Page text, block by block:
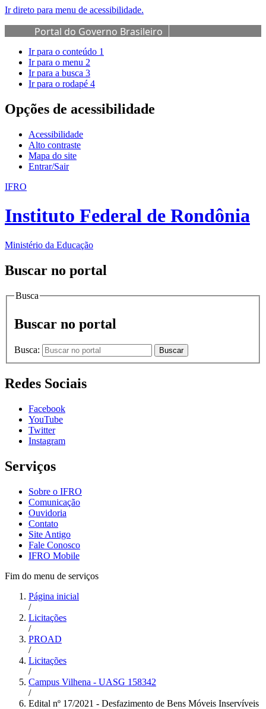
Ir direto para menu de acessibilidade.
Portal do Governo Brasileiro
Ir para o conteúdo 1
Ir para o menu 2
Ir para a busca 3
Ir para o rodapé 4
Opções de acessibilidade
Acessibilidade
Alto contraste
Mapa do site
Entrar/Sair
IFRO
Instituto Federal de Rondônia
Ministério da Educação
Buscar no portal
Busca
Buscar no portal
Busca: Buscar
Redes Sociais
Facebook
YouTube
Twitter
Instagram
Serviços
Sobre o IFRO
Comunicação
Ouvidoria
Contato
Site Antigo
Fale Conosco
IFRO Mobile
Fim do menu de serviços
Página inicial
/
Licitações
/
PROAD
/
Licitações
/
Campus Vilhena - UASG 158342
/
Edital nº 17/2021 - Desfazimento de Bens Móveis Inservíveis